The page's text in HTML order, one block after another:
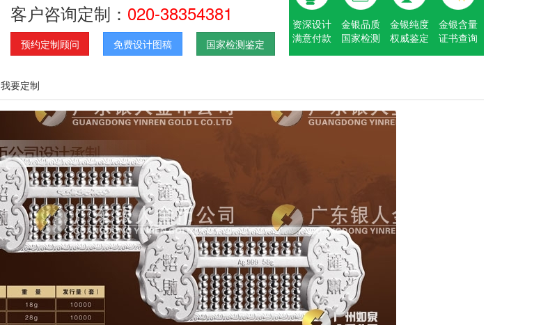
客户咨询定制： 020-38354381
预约定制顾问 免费设计图稿 国家检测鉴定
资深设计
满意付款
金银品质
国家检测
金银纯度
权威鉴定
金银含量
证书查询
我要定制